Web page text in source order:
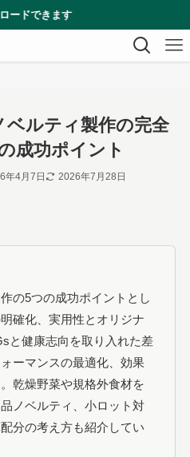
ベルティ製作の完全
成功ポイント
年4月7日
2026年7月28日
の5つの成功ポイントとし
確化、実用性とオリジナ
と健康志向を取り入れた差
ーマンスの最適化、効果
乾燥野菜や規格外食材を
ノベルティ、小ロット対
分の考え方も紹介してい